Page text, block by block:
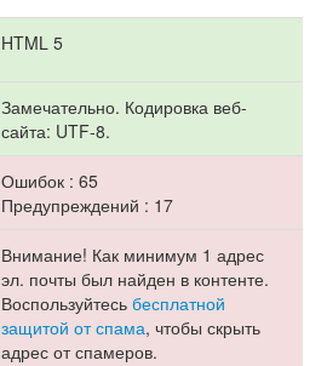
HTML 5
Замечательно. Кодировка веб-
сайта: UTF-8.
Ошибок : 65
Предупреждений : 17
Внимание! Как минимум 1 адрес
эл. почты был найден в контенте.
Воспользуйтесь бесплатной
защитой от спама, чтобы скрыть
адрес от спамеров.